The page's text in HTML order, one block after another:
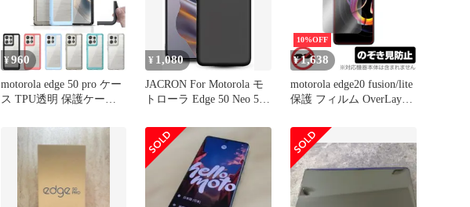
撃耐摩擦 モトローラ携帯
電話ディスプレイ保護シ
¥960
motorola edge 50 pro ケー
ス TPU透明 保護ケース
ストラップホール シリコ
ン モトローラ エッジフ
ィフティ プロ 軽量 ソフ
¥ 1,080
JACRON For Motorola モ
トローラ Edge 50 Neo 5G
擦り傷防止 指紋防止 衝
撃吸収 着脱簡単 カバー
全面保護 軽量 薄型(マッ
トブラック, SU7-DAL-
RT417)
10%OFF
¥1,638
motorola edge20 fusion/lite
保護 フィルム OverLay
ッジ 20 プライバシーフ
ィルター のぞき見防止